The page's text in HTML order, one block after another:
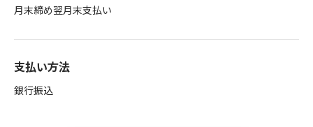
月末締め翌月末支払い
支払い方法
銀行振込